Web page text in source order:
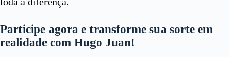
Participe agora e transforme sua sorte em
realidade com Hugo Juan!